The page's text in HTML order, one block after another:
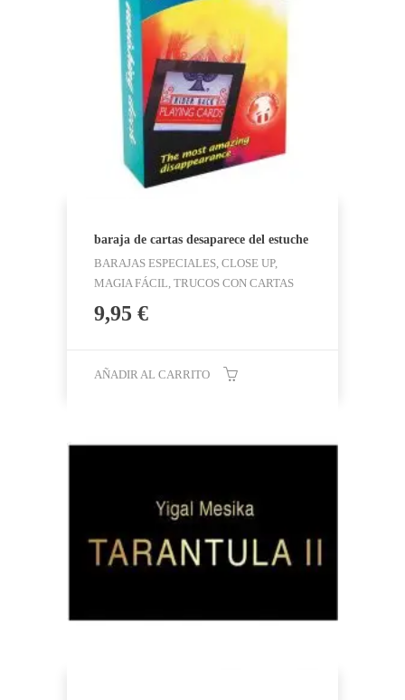
baraja de cartas desaparece del estuche
BARAJAS ESPECIALES, CLOSE UP,
MAGIA FÁCIL, TRUCOS CON CARTAS
9,95 €
AÑADIR AL CARRITO